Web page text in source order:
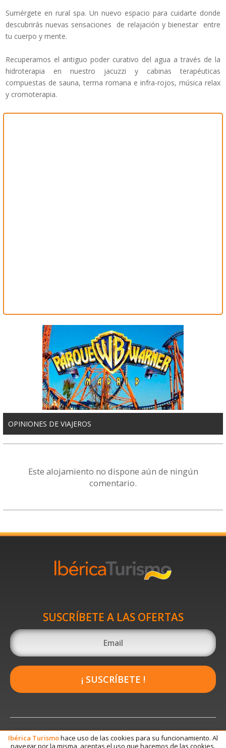
Sumérgete en rural spa. Un nuevo espacio para cuidarte donde
descubrirás nuevas sensaciones de relajación y bienestar entre
tu cuerpo y mente.
Recuperamos el antiguo poder curativo del agua a través de la
hidroterapia en nuestro jacuzzi y cabinas terapéuticas
compuestas de sauna, terma romana e infra-rojos, música relax
y cromoterapia.
OPINIONES DE VIAJEROS
Este alojamiento no dispone aún de ningún
comentario.
SUSCRÍBETE A LAS OFERTAS
¡ SUSCRÍBETE !
Ibérica Turismohace uso de las cookies para su funcionamiento. Al
navegar por la misma, aceptas el uso que hacemos de las cookies.